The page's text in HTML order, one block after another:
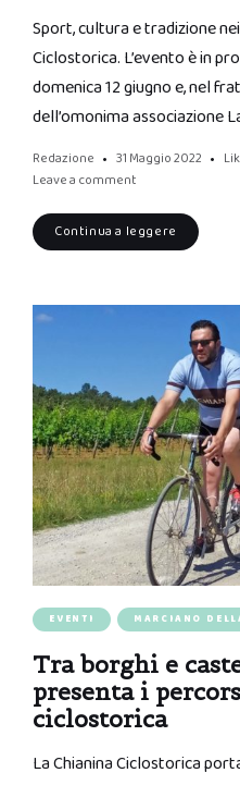
Sport, cultura e tradizione
Ciclostorica. L’evento è in
domenica 12 giugno e, nel
dell’omonima associazione
Redazione 31 Maggio 2022
Leave a comment
Continua a leggere
EVENTI MARCIANO
Tra borghi e
presenta i
ciclostorica
La Chianina Ciclostorica